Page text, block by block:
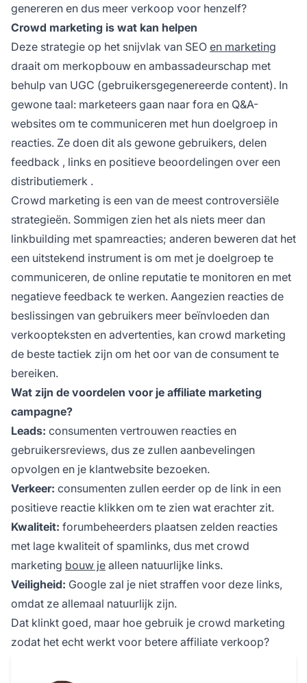
genereren en dus meer verkoop voor henzelf?
Crowd marketing is wat kan helpen
Deze strategie op het snijvlak van SEO en marketing
draait om merkopbouw en ambassadeurschap met
behulp van UGC (gebruikersgegenereerde content). In
gewone taal: marketeers gaan naar fora en Q&A-
websites om te communiceren met hun doelgroep in
reacties. Ze doen dit als gewone gebruikers, delen
feedback , links en positieve beoordelingen over een
distributiemerk .
Crowd marketing is een van de meest controversiële
strategieën. Sommigen zien het als niets meer dan
linkbuilding met spamreacties; anderen beweren dat het
een uitstekend instrument is om met je doelgroep te
communiceren, de online reputatie te monitoren en met
negatieve feedback te werken. Aangezien reacties de
beslissingen van gebruikers meer beïnvloeden dan
verkoopteksten en advertenties, kan crowd marketing
de beste tactiek zijn om het oor van de consument te
bereiken.
Wat zijn de voordelen voor je affiliate marketing
campagne?
Leads: consumenten vertrouwen reacties en
gebruikersreviews, dus ze zullen aanbevelingen
opvolgen en je klantwebsite bezoeken.
Verkeer: consumenten zullen eerder op de link in een
positieve reactie klikken om te zien wat erachter zit.
Kwaliteit: forumbeheerders plaatsen zelden reacties
met lage kwaliteit of spamlinks, dus met crowd
marketing bouw je alleen natuurlijke links.
Veiligheid: Google zal je niet straffen voor deze links,
omdat ze allemaal natuurlijk zijn.
Dat klinkt goed, maar hoe gebruik je crowd marketing
zodat het echt werkt voor betere affiliate verkoop?